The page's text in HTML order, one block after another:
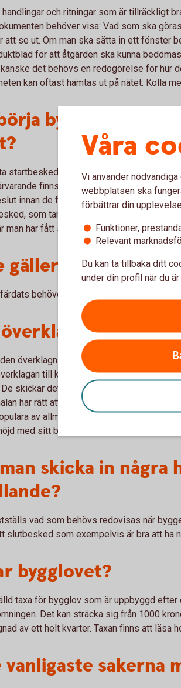
och ritningar som är tillräckligt
behöver visa: Vad som ska
att se ut. Om man ska sätta in ett fönster
för att åtgärden ska kunna
det behövs en redogörelse för hur
kan oftast hämtas ut på nätet. Kolla
bygga direkt
startbesked. I enklare ärenden brukar
finns en svensk lag som säger
innan de får verkställas. I större projekt
som tar ungefär fyra veckor att få
man har fått startbeskedet är det bara att
gäller bygglovet?
behöver det påbörjas inom två år
ett
överklagningsbara, sen måste det
till kommunen som kontrollerar
skickar det i så fall vidare till
har rätt att överklaga. Överklaganden
av allmänheten, eller från grannar i
med sitt bygglovsbeslut.
skicka in några
vad som behövs redovisas när
slutbesked som exempelvis är bra att ha
bygglovet?
taxa för bygglov som är uppbyggd
Det kan sträcka sig från 1000
av ett helt kvarter. Taxan finns att läsa
vanligaste sakerna
Våra
Vi använder
webbplatsen ska
förbättrar din
Funktioner,
Relevant
Du kan ta tillbaka ditt
under din profil när du